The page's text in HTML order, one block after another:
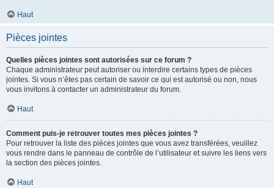
Haut
Pièces jointes
Quelles pièces jointes sont autorisées sur ce forum ?
Chaque administrateur peut autoriser ou interdire certains types de pièces
jointes. Si vous n’êtes pas certain de savoir ce qui est autorisé ou non, nous
vous invitons à contacter un administrateur du forum.
Haut
Comment puis-je retrouver toutes mes pièces jointes ?
Pour retrouver la liste des pièces jointes que vous avez transférées, veuillez
vous rendre dans le panneau de contrôle de l’utilisateur et suivre les liens vers
la section des pièces jointes.
Haut